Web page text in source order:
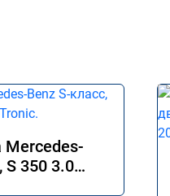
Mercedes-
S 350 3.0